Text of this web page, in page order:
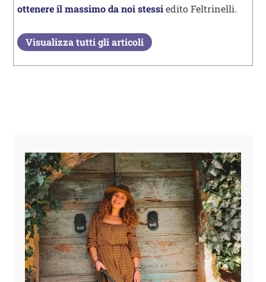
ottenere il massimo da noi stessiedito Feltrinelli.
Visualizza tutti gli articoli